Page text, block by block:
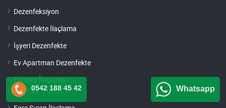
Dezenfeksiyon
Dezenfekte İlaçlama
İşyeri Dezenfekte
Ev Apartman Dezenfekte
Fabrika İlaçlama
HAŞERE TÜRLERİ
0542 188 45 42 Whatsapp